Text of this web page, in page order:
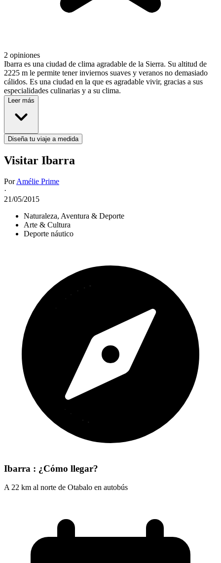
2 opiniones
Ibarra es una ciudad de clima agradable de la Sierra. Su altitud de
2225 m le permite tener inviernos suaves y veranos no demasiado
cálidos. Es una ciudad en la que es agradable vivir, gracias a sus
especialidades culinarias y a su clima.
Leer más
Diseña tu viaje a medida
Visitar Ibarra
PorAmélie Prime
·
21/05/2015
Naturaleza, Aventura & Deporte
Arte & Cultura
Deporte náutico
Ibarra : ¿Cómo llegar?
A 22 km al norte de Otabalo en autobús